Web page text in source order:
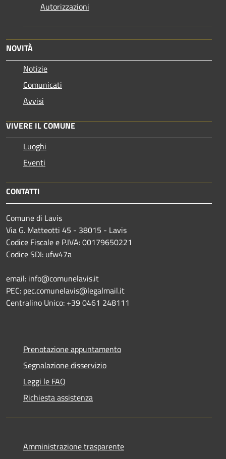
Autorizzazioni
NOVITÀ
Notizie
Comunicati
Avvisi
VIVERE IL COMUNE
Luoghi
Eventi
CONTATTI
Comune di Lavis
Via G. Matteotti 45 - 38015 - Lavis
Codice Fiscale e P.IVA: 00179650221
Codice SDI: ufw47a
email: info@comunelavis.it
PEC: pec.comunelavis@legalmail.it
Centralino Unico: +39 0461 248111
Prenotazione appuntamento
Segnalazione disservizio
Leggi le FAQ
Richiesta assistenza
Amministrazione trasparente